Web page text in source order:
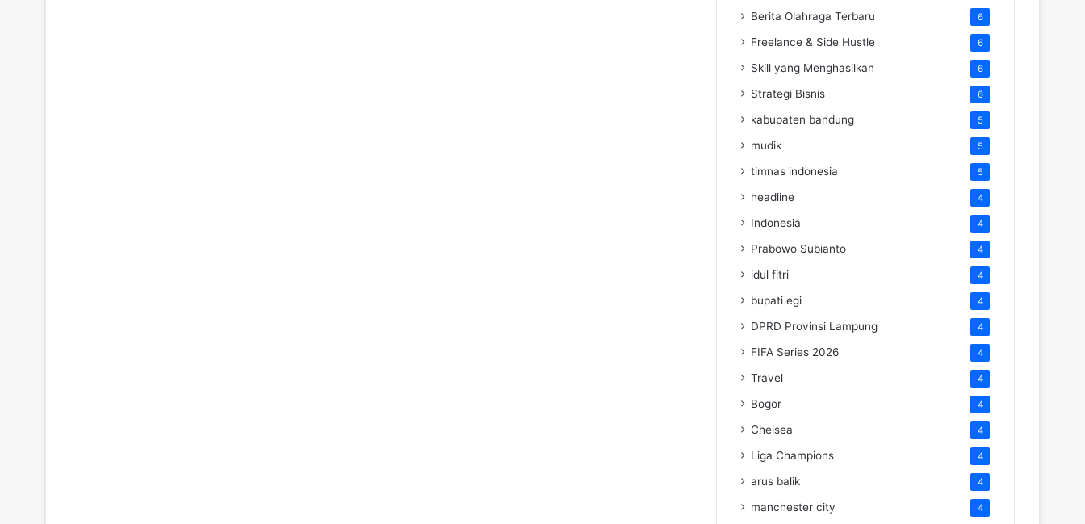
Berita Olahraga Terbaru 6
Freelance & Side Hustle 6
Skill yang Menghasilkan 6
Strategi Bisnis 6
kabupaten bandung 5
mudik 5
timnas indonesia 5
headline 4
Indonesia 4
Prabowo Subianto 4
idul fitri 4
bupati egi 4
DPRD Provinsi Lampung 4
FIFA Series 2026 4
Travel 4
Bogor 4
Chelsea 4
Liga Champions 4
arus balik 4
manchester city 4